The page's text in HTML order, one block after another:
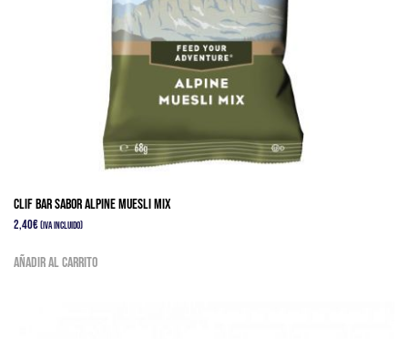
Clif bar sabor Alpine Muesli mix
2,40€(IVA Incluido)
Añadir al carrito